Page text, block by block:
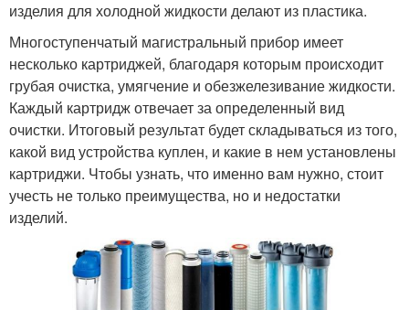
изделия для холодной жидкости делают из пластика.
Многоступенчатый магистральный прибор имеет
несколько картриджей, благодаря которым происходит
грубая очистка, умягчение и обезжелезивание жидкости.
Каждый картридж отвечает за определенный вид
очистки. Итоговый результат будет складываться из того,
какой вид устройства куплен, и какие в нем установлены
картриджи. Чтобы узнать, что именно вам нужно, стоит
учесть не только преимущества, но и недостатки
изделий.